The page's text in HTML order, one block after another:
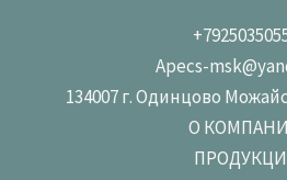
Apecs-
134007 г. Одинцово
О